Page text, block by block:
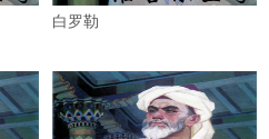
白罗勒